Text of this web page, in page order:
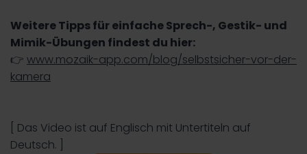
Weitere Tipps für einfache Sprech-, Gestik- und
Mimik-Übungen findest du hier:
👉 www.mozaik-app.com/blog/selbstsicher-vor-der-
kamera
[ Das Video ist auf Englisch mit Untertiteln auf
Deutsch. ]